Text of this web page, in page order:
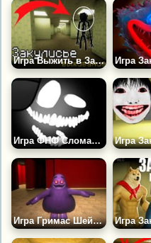
Игра Выжить в Закулисье
Игра ФНФ Сломанная Реальность 3
Игра Гримас Шейк Закулисье